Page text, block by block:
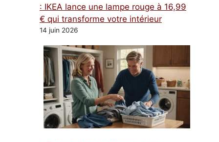
: IKEA lance une lampe rouge à 16,99
€ qui transforme votre intérieur
14 juin 2026